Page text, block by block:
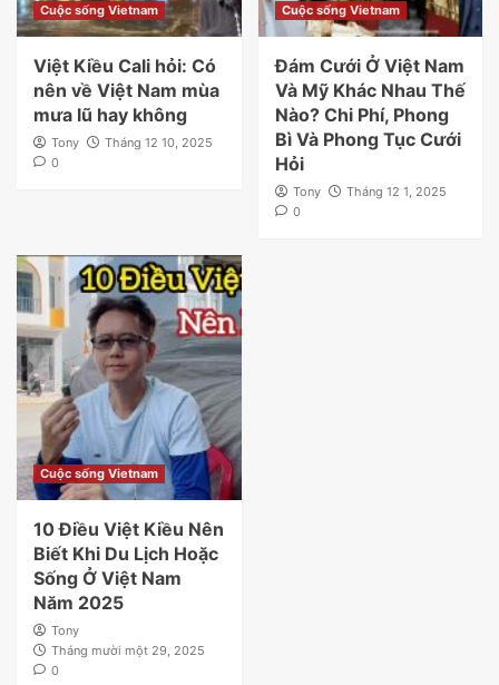
Cuộc sống Vietnam
Việt Kiều Cali hỏi: Có
nên về Việt Nam mùa
mưa lũ hay không
Tony
Tháng 12 10, 2025
0
Cuộc sống Vietnam
Đám Cưới Ở Việt Nam
Và Mỹ Khác Nhau Thế
Nào? Chi Phí, Phong
Bì Và Phong Tục Cưới
Hỏi
Tony
Tháng 12 1, 2025
0
Cuộc sống Vietnam
10 Điều Việt Kiều Nên
Biết Khi Du Lịch Hoặc
Sống Ở Việt Nam
Năm 2025
Tony
Tháng mười một 29, 2025
0